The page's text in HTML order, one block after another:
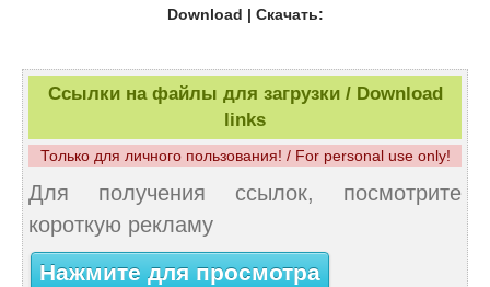
Download | Скачать:
Ссылки на файлы для загрузки / Download
links
Только для личного пользования! / For personal use only!
Для получения ссылок, посмотрите
короткую рекламу
Нажмите для просмотра